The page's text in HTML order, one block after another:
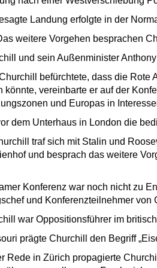
Landung erfolgte in der
weitere Vorgehen besprachen
und sein Außenminister
befürchtete, dass die Rote
könnte, vereinbarte er auf der
und Europas in
dem Unterhaus in London die
traf sich mit Stalin und
und besprach das weitere
Konferenz war noch nicht zu
und Konferenzteilnehmer von
war Oppositionsführer im
prägte Churchill den Begriff
Rede in Zürich propagierte